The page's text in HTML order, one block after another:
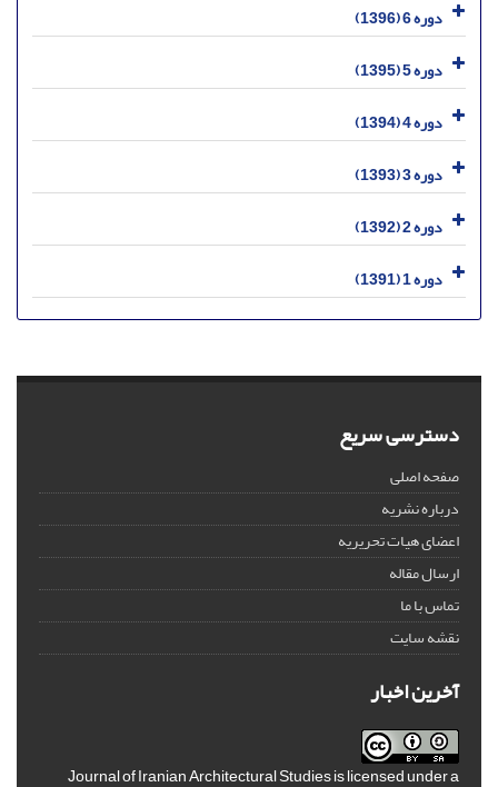
دوره 6 (1396)
دوره 5 (1395)
دوره 4 (1394)
دوره 3 (1393)
دوره 2 (1392)
دوره 1 (1391)
دسترسی سریع
صفحه اصلی
درباره نشریه
اعضای هیات تحریریه
ارسال مقاله
تماس با ما
نقشه سایت
آخرین اخبار
Journal of Iranian Architectural Studies is licensed under a